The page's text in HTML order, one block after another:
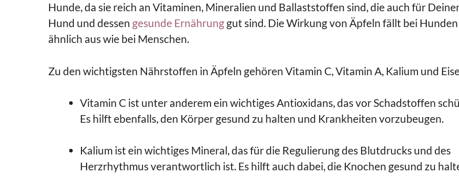
Hunde, da sie reich an Vitaminen, Mineralien und Ballaststoffen sind, die auch für
Hund und dessen gesunde Ernährung gut sind. Die Wirkung von Äpfeln fällt bei Hunden
ähnlich aus wie bei Menschen.
Zu den wichtigsten Nährstoffen in Äpfeln gehören Vitamin C, Vitamin A, Kalium und
Vitamin C ist unter anderem ein wichtiges Antioxidans, das vor Schadstoffen
Es hilft ebenfalls, den Körper gesund zu halten und Krankheiten vorzubeugen.
Kalium ist ein wichtiges Mineral, das für die Regulierung des Blutdrucks und des
Herzrhythmus verantwortlich ist. Es hilft auch dabei, die Knochen gesund zu